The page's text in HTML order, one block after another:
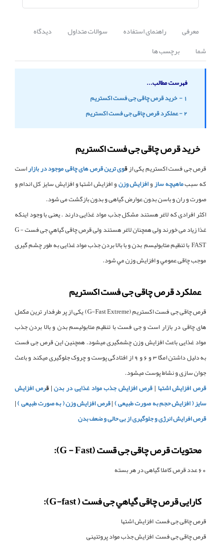
معرفی راهنمای استفاده سوالات متداول
دیدگاه
شما
برچسب ها
فهرست مطالب...
1 - خرید قرص چاقی جی فست اکستریم
2 - عملکرد قرص چاقی جی فست اکستریم
خرید قرص چاقی جی فست اکستریم
قرص جی فست اکستریم یکی ازقوی ترین قرص های چاقی موجود در بازاراست
که سببماهیچه سازوافزایش وزنو افزایش اشتها و افزایش سایز کل اندام و
صورت و ران و باسن بدون عوارض گیاهی و بدون بازگشت می شود.
اکثر افرادی که لاغر هستند مشکل جذب مواد غذایی دارند . یعنی با وجود اینکه
غذا زیاد می خورند ولی همچنان لاغر هستند ولی قرص چاقی گياهي جی فست G -
FAST با تنظيم متابوليسم بدن و با بالا بردن جذب مواد غذایی به طور چشم گیری
موجب چاقی عمومي و افزايش وزن مي شود.
عملکرد قرص چاقی جی فست اکستریم
قرص چاقی جی فست اکستریم (G-Fast Extreme) یکی از پر طرفدار ترین مکمل
های چاقی در بازار است و جی فست با تنظیم متابولیسم بدن و بالا بردن جذب
مواد غذایی باعث افزایش وزن چشمگیری میشود. همچنین این قرص جی فست
به دلیل داشتن امگا 3 و 6 و 9 از افتادگی پوست و چروک جلوگیری میکند و باعث
جوان سازی و نشاط پوست میشود.
قرص افزایش اشتها |قرص افزایش جذب مواد غذایی در بدن| قرص افزایش
سایز ( افزایش حجم به صورت طبیعی )|قرص افزایش وزن ( به صورت طبیعی )|
قرص افرایش انرژی و جلوگیری از بی حالی و ضعف بدن
محتویات قرص چاقی جی قست (G - Fast
)
:
60 عدد قرص کاملا گیاهی در هر بسته
کارایی قرص چاقی گياهي جی فست( G-fast):
قرص چاقی جی فست افزایش اشتها
قرص چاقی جی فست افزایش جذب مواد پروتئینی